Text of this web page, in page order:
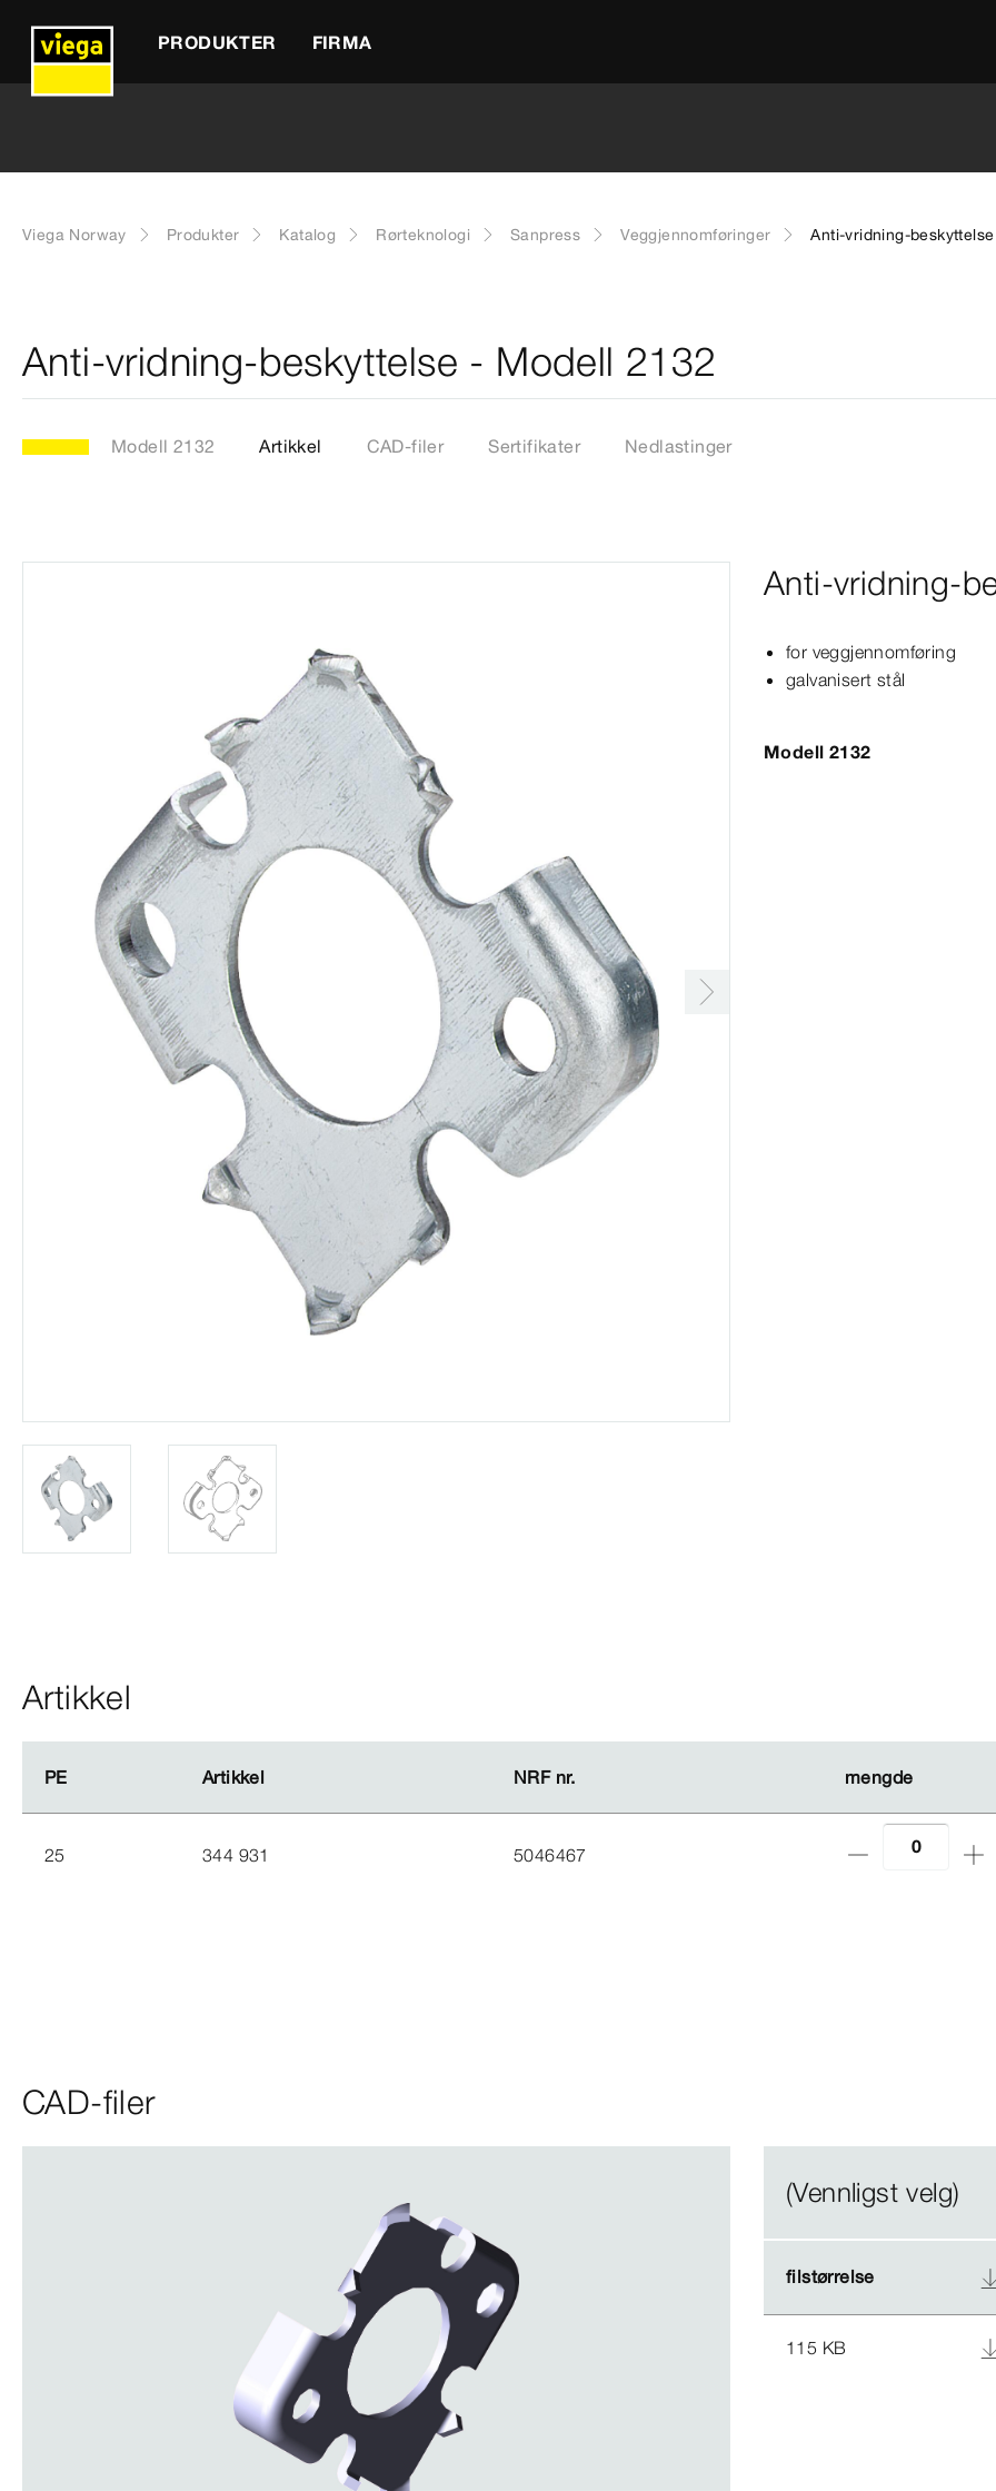
PRODUKTER FIRMA
Viega Norway Produkter Katalog Rørteknologi Sanpress Veggjennomføringer Anti-vridning-
Anti-vridning-beskyttelse - Modell 2132
Modell 2132 Artikkel CAD-filer Sertifikater Nedlastinger
Anti-vridning-
for veggjennomføring
galvanisert stål
Modell 2132
Artikkel
PE Artikkel NRF nr. mengde
PE Artikkel NRF nr. mengde
25 344 931 5046467
CAD-filer
(Vennligst velg)
filstørrelse
filstørrelse
115 KB